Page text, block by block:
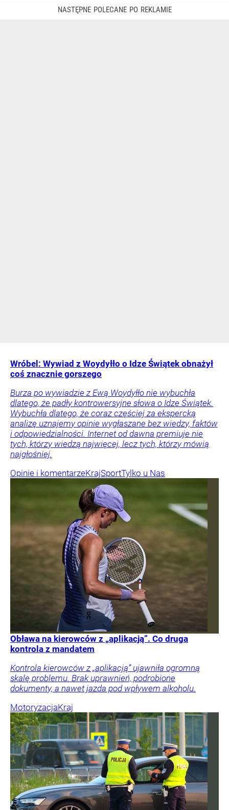
Wróbel: Wywiad z Woydyłło o Idze Świątek obnażył
coś znacznie gorszego
Burza po wywiadzie z Ewą Woydyłło nie wybuchła
dlatego, że padły kontrowersyjne słowa o Idze Świątek.
Wybuchła dlatego, że coraz częściej za ekspercką
analizę uznajemy opinie wygłaszane bez wiedzy, faktów
i odpowiedzialności. Internet od dawna premiuje nie
tych, którzy wiedzą najwięcej, lecz tych, którzy mówią
najgłośniej.
Opinie i komentarzeKrajSportTylko u Nas
Obława na kierowców z „aplikacją”. Co druga
kontrola z mandatem
Kontrola kierowców z „aplikacją” ujawniła ogromną
skalę problemu. Brak uprawnień, podrobione
dokumenty, a nawet jazda pod wpływem alkoholu.
MotoryzacjaKraj